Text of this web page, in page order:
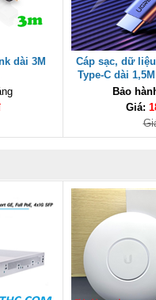
dài 3M
Cáp sạc, dữ
Type-C dài
100WBảo
Giá: